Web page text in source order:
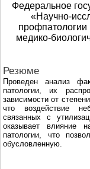
Федеральное
«Научно-
профпатологии
медико-
Резюме
Проведен анализ
патологии, их
зависимости от
что воздействие
связанных с
оказывает влияние
патологии, что
обусловленную.